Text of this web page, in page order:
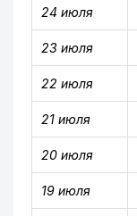
24 июля
23 июля
22 июля
21 июля
20 июля
19 июля